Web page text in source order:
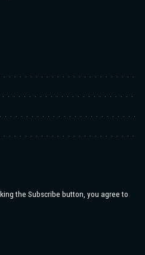
the Subscribe button, you agree to